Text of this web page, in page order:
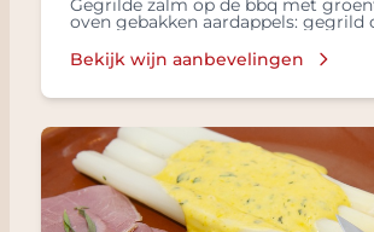
Gegrilde zalm op de bbq met
oven gebakken aardappels: gegrild
Bekijk wijn aanbevelingen